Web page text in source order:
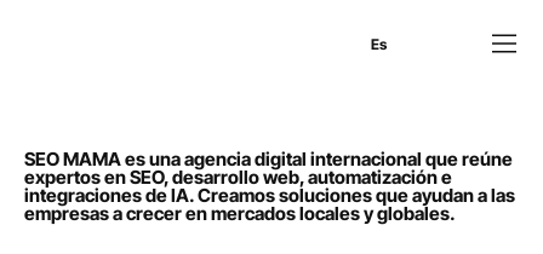
Es
SEO MAMA es una agencia digital internacional que reúne
expertos en SEO, desarrollo web, automatización e
integraciones de IA. Creamos soluciones que ayudan a las
empresas a crecer en mercados locales y globales.